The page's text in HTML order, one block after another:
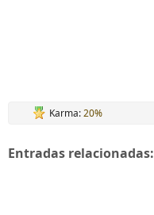
Karma:20%
Entradas relacionadas: